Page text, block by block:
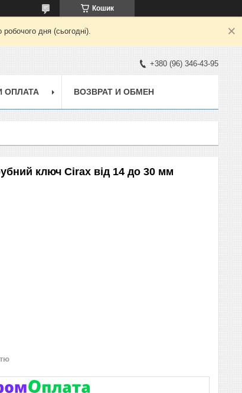
Кошик
дня (сьогодні).
+380 (96) 346-43-95
ОПЛАТА ВОЗВРАТ И ОБМЕН
ключ Cirax від 14 до 30 мм